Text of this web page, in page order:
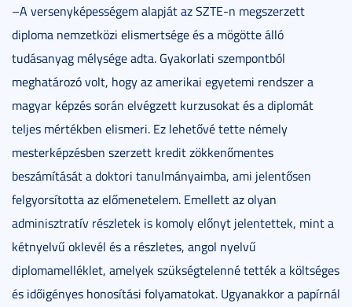
–A versenyképességem alapját az SZTE-n megszerzett
diploma nemzetközi elismertsége és a mögötte álló
tudásanyag mélysége adta. Gyakorlati szempontból
meghatározó volt, hogy az amerikai egyetemi rendszer a
magyar képzés során elvégzett kurzusokat és a diplomát
teljes mértékben elismeri. Ez lehetővé tette némely
mesterképzésben szerzett kredit zökkenőmentes
beszámítását a doktori tanulmányaimba, ami jelentősen
felgyorsította az előmenetelem. Emellett az olyan
adminisztratív részletek is komoly előnyt jelentettek, mint a
kétnyelvű oklevél és a részletes, angol nyelvű
diplomamelléklet, amelyek szükségtelenné tették a költséges
és időigényes honosítási folyamatokat. Ugyanakkor a papírnál